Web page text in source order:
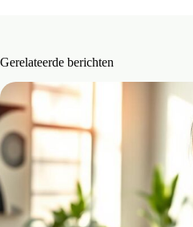
Gerelateerde berichten